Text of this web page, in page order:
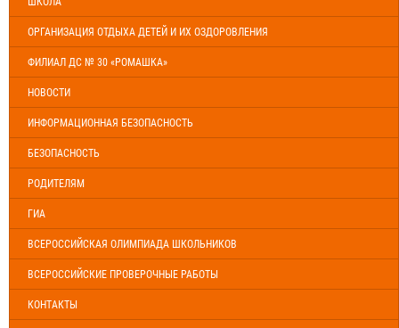
ОРГАНИЗАЦИЯ ОТДЫХА ДЕТЕЙ И ИХ ОЗДОРОВЛЕНИЯ
ФИЛИАЛ ДС № 30 «РОМАШКА»
НОВОСТИ
ИНФОРМАЦИОННАЯ БЕЗОПАСНОСТЬ
БЕЗОПАСНОСТЬ
РОДИТЕЛЯМ
ГИА
ВСЕРОССИЙСКАЯ ОЛИМПИАДА ШКОЛЬНИКОВ
ВСЕРОССИЙСКИЕ ПРОВЕРОЧНЫЕ РАБОТЫ
КОНТАКТЫ